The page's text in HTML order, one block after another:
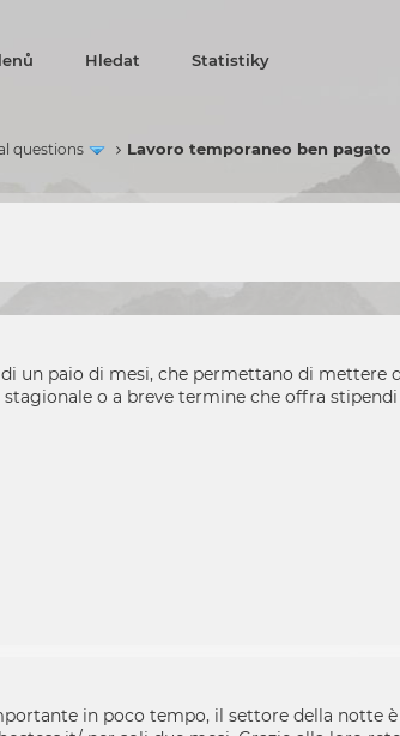
Hledat Statistiky
questions Lavoro temporaneo ben pagato
un paio di mesi, che permettano di mettere
o a breve termine che offra stipendi
in poco tempo, il settore della notte